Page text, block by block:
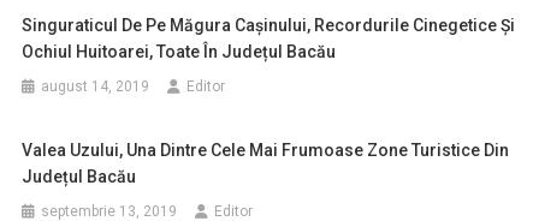
Singuraticul De Pe Măgura Cașinului, Recordurile Cinegetice Și
Ochiul Huitoarei, Toate În Județul Bacău
august 14, 2019 Editor
Valea Uzului, Una Dintre Cele Mai Frumoase Zone Turistice Din
Județul Bacău
septembrie 13, 2019 Editor